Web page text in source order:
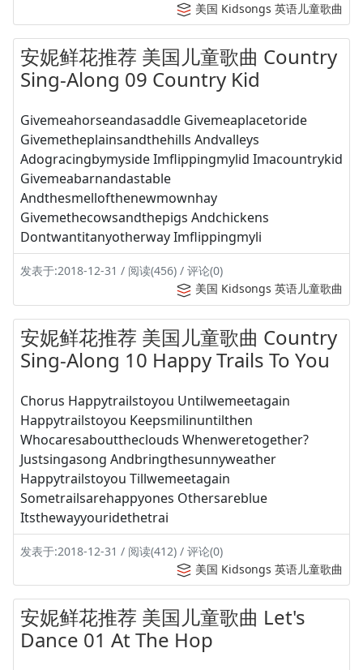
美国 Kidsongs 英语儿童歌曲
安妮鲜花推荐 美国儿童歌曲 Country
Sing-Along 09 Country Kid
Givemeahorseandasaddle Givemeaplacetoride
Givemetheplainsandthehills Andvalleys
Adogracingbymyside Imflippingmylid Imacountrykid
Givemeabarnandastable
Andthesmellofthenewmownhay
Givemethecowsandthepigs Andchickens
Dontwantitanyotherway Imflippingmyli
发表于:2018-12-31 / 阅读(456) / 评论(0)
美国 Kidsongs 英语儿童歌曲
安妮鲜花推荐 美国儿童歌曲 Country
Sing-Along 10 Happy Trails To You
Chorus Happytrailstoyou Untilwemeetagain
Happytrailstoyou Keepsmilinuntilthen
Whocaresabouttheclouds Whenweretogether?
Justsingasong Andbringthesunnyweather
Happytrailstoyou Tillwemeetagain
Sometrailsarehappyones Othersareblue
Itsthewayyouridethetrai
发表于:2018-12-31 / 阅读(412) / 评论(0)
美国 Kidsongs 英语儿童歌曲
安妮鲜花推荐 美国儿童歌曲 Let's
Dance 01 At The Hop